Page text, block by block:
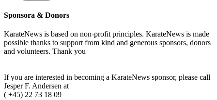
Sponsora & Donors
KarateNews is based on non-profit principles. KarateNews is made
possible thanks to support from kind and generous sponsors, donors
and volunteers. Thank you
If you are interested in becoming a KarateNews sponsor, please call
Jesper F. Andersen at
( +45) 22 73 18 09